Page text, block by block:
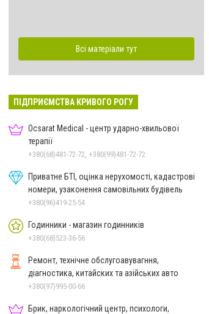
Всі матеріали тут
ПІДПРИЄМСТВА КРИВОГО РОГУ
Ocsarat Medical - центр ударно-хвильової
терапії
+380(68)481-72-72, +380(99)481-72-72
Приватне БТІ, оцінка нерухомості, кадастрові
номери, узаконення самовільних будівель
+380(96)419-25-54
Годинники - магазин годинників
+380(68)523-36-56
Ремонт, технічне обслугоавувагння,
діагностика, китайских та азійських авто
+380(97)995-00-66
Брик, наркологічний центр, психологи,